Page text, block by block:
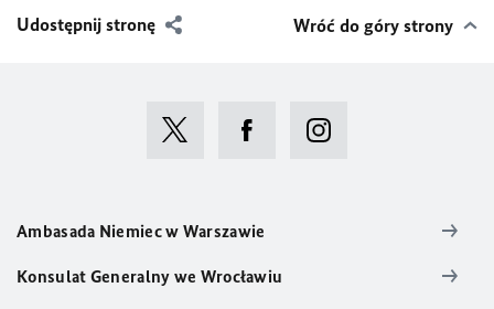
Udostępnij stronę Wróć do góry strony
Ambasada Niemiec w Warszawie
Konsulat Generalny we Wrocławiu